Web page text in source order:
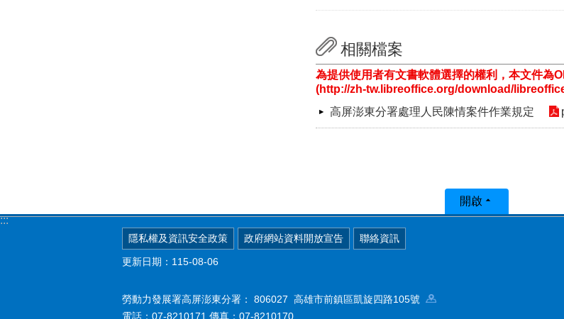
相關檔案
為提供使用者有文書軟體選擇的權利，本文件為
(http://zh-tw.libreoffice.org/download/
高屏澎東分署處理人民陳情案件作業規定
:::
開啟
隱私權及資訊安全政策 政府網站資料開放宣告 聯絡資訊
更新日期：115-08-06
勞動力發展署高屏澎東分署： 806027 高雄市前鎮區凱旋四路105號
電話：07-8210171 傳真：07-8210170